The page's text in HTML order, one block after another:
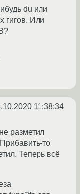
du или
гигов. Или
11:38:34
разметил
то
Теперь всё